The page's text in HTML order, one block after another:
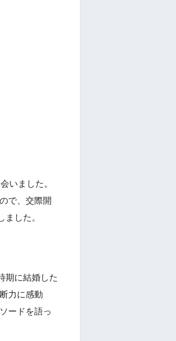
いました。
で、交際開
した。
期に結婚した
力に感動
ードを語っ